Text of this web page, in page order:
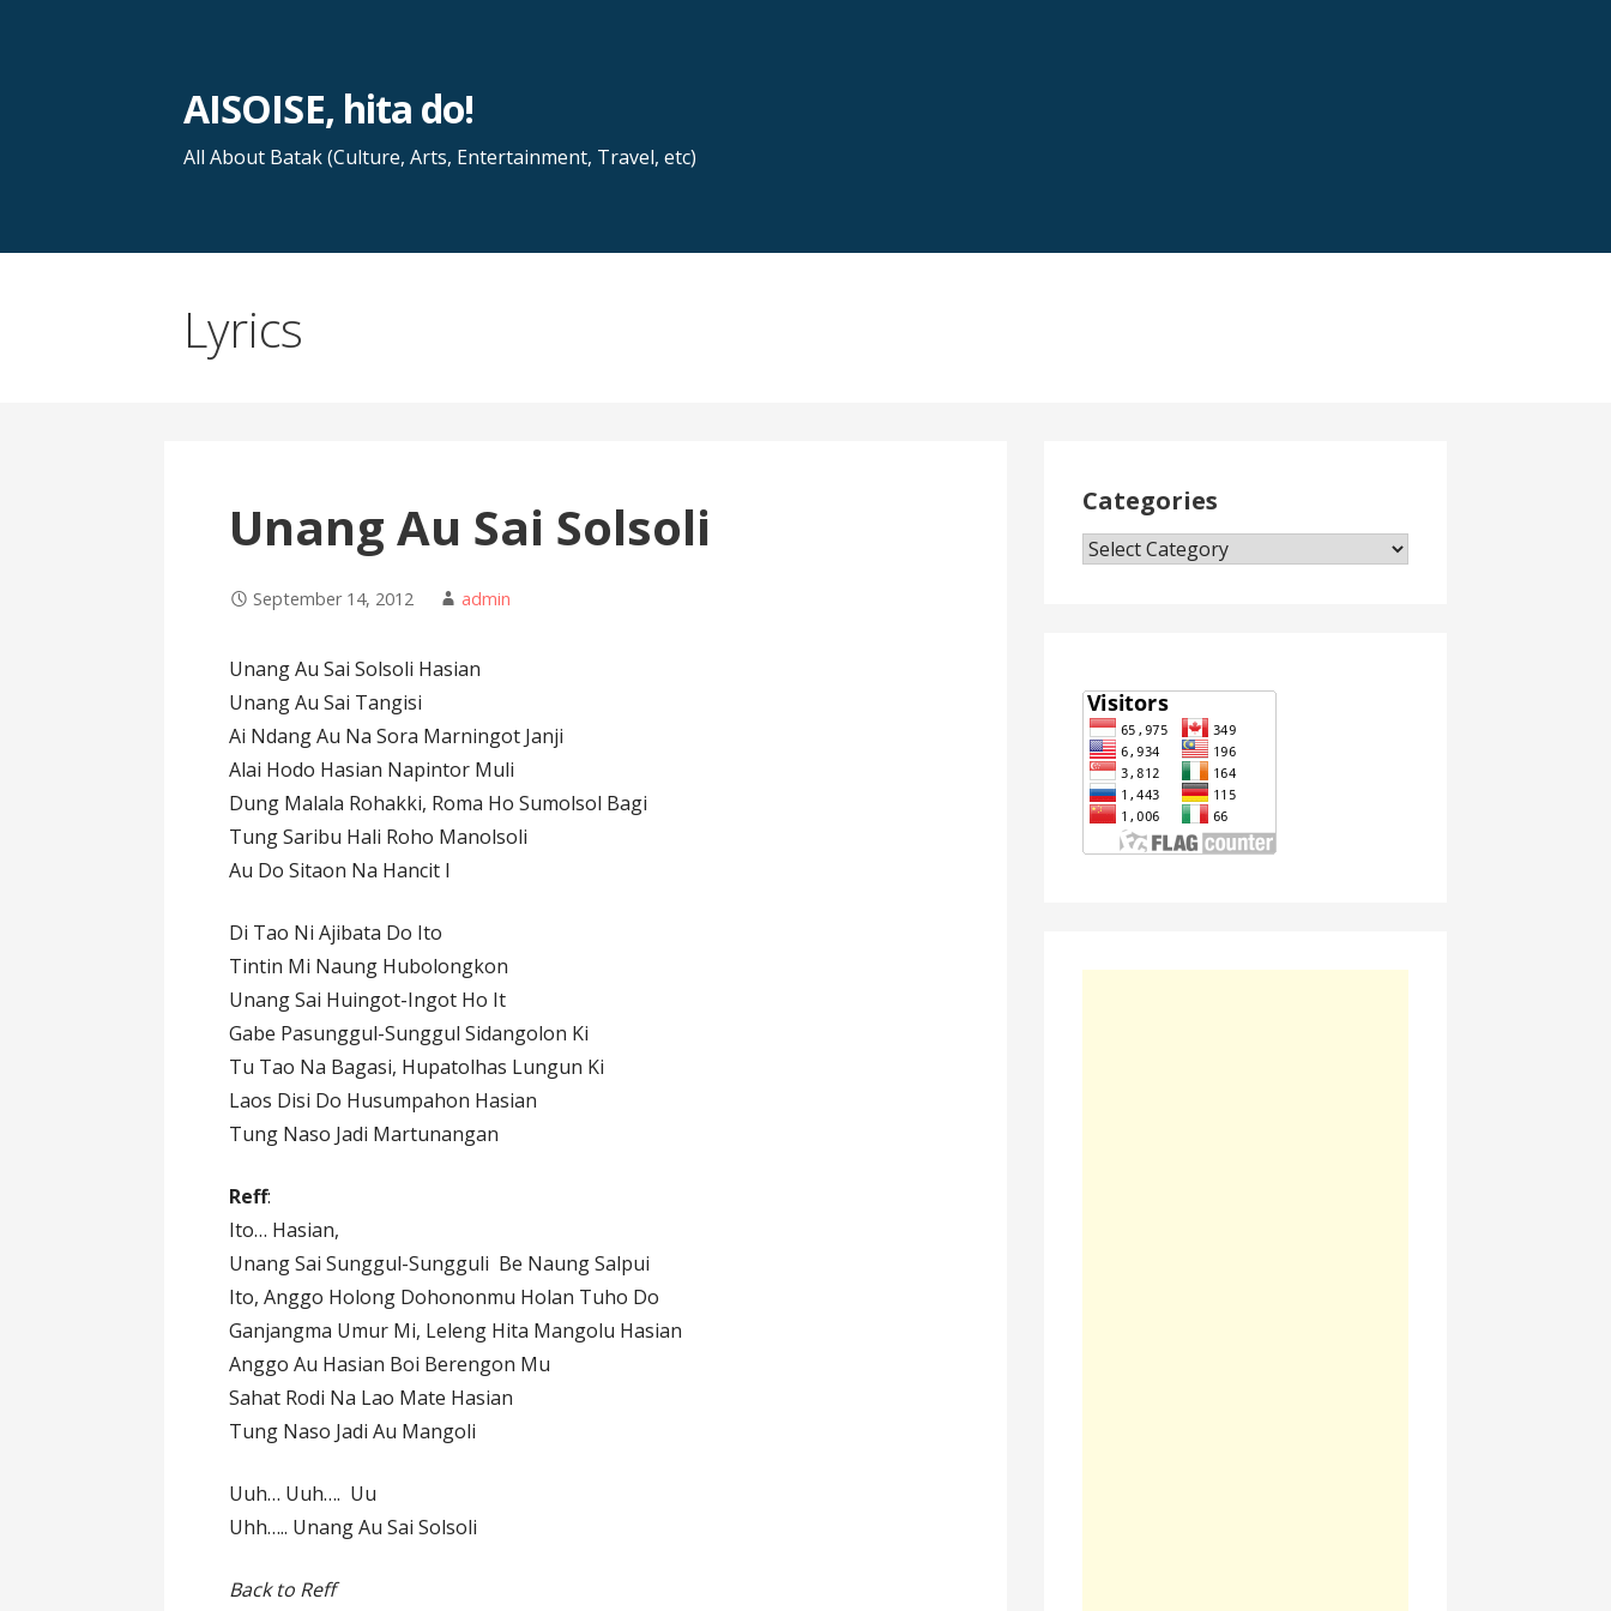
AISOISE, hita do!
All About Batak (Culture, Arts, Entertainment, Travel, etc)
Lyrics
Unang Au Sai Solsoli
September 14, 2012 admin
Unang Au Sai Solsoli Hasian
Unang Au Sai Tangisi
Ai Ndang Au Na Sora Marningot Janji
Alai Hodo Hasian Napintor Muli
Dung Malala Rohakki, Roma Ho Sumolsol Bagi
Tung Saribu Hali Roho Manolsoli
Au Do Sitaon Na Hancit I
Di Tao Ni Ajibata Do Ito
Tintin Mi Naung Hubolongkon
Unang Sai Huingot-Ingot Ho It
Gabe Pasunggul-Sunggul Sidangolon Ki
Tu Tao Na Bagasi, Hupatolhas Lungun Ki
Laos Disi Do Husumpahon Hasian
Tung Naso Jadi Martunangan
Reff:
Ito… Hasian,
Unang Sai Sunggul-Sungguli Be Naung Salpui
Ito, Anggo Holong Dohononmu Holan Tuho Do
Ganjangma Umur Mi, Leleng Hita Mangolu Hasian
Anggo Au Hasian Boi Berengon Mu
Sahat Rodi Na Lao Mate Hasian
Tung Naso Jadi Au Mangoli
Uuh… Uuh…. Uu
Uhh….. Unang Au Sai Solsoli
Back to Reff
Categories
Categories